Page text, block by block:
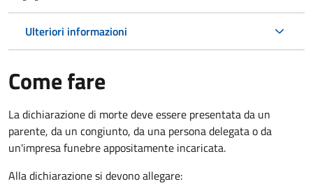
Ulteriori informazioni
Come fare
La dichiarazione di morte deve essere presentata da un
parente, da un congiunto, da una persona delegata o da
un'impresa funebre appositamente incaricata.
Alla dichiarazione si devono allegare: